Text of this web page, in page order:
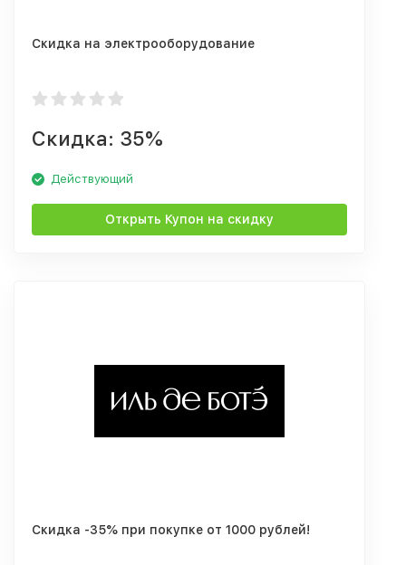
Скидка на электрооборудование
Скидка: 35%
Действующий
Открыть Купон на скидку
Скидка -35% при покупке от 1000 рублей!